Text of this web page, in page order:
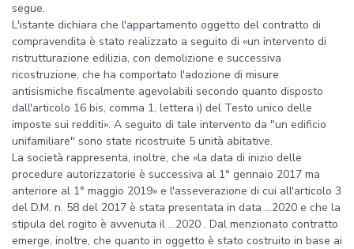
segue.
L'istante dichiara che l'appartamento oggetto del contratto di
compravendita è stato realizzato a seguito di «un intervento di
ristrutturazione edilizia, con demolizione e successiva
ricostruzione, che ha comportato l'adozione di misure
antisismiche fiscalmente agevolabili secondo quanto disposto
dall'articolo 16 bis, comma 1, lettera i) del Testo unico delle
imposte sui redditi». A seguito di tale intervento da "un edificio
unifamiliare" sono state ricostruite 5 unità abitative.
La società rappresenta, inoltre, che «la data di inizio delle
procedure autorizzatorie è successiva al 1° gennaio 2017 ma
anteriore al 1° maggio 2019» e l'asseverazione di cui all'articolo 3
del D.M. n. 58 del 2017 è stata presentata in data ...2020 e che la
stipula del rogito è avvenuta il ...2020 . Dal menzionato contratto
emerge, inoltre, che quanto in oggetto è stato costruito in base ai